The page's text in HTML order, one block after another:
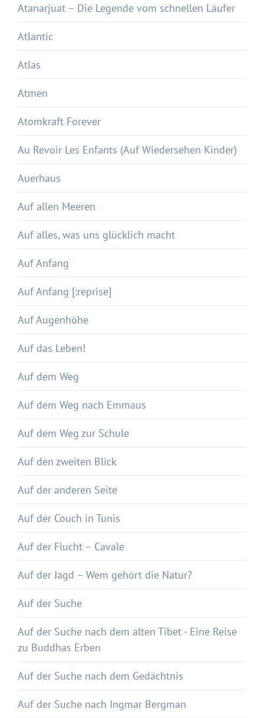
Atanarjuat – Die Legende vom schnellen Läufer
Atlantic
Atlas
Atmen
Atomkraft Forever
Au Revoir Les Enfants (Auf Wiedersehen Kinder)
Auerhaus
Auf allen Meeren
Auf alles, was uns glücklich macht
Auf Anfang
Auf Anfang [:reprise]
Auf Augenhöhe
Auf das Leben!
Auf dem Weg
Auf dem Weg nach Emmaus
Auf dem Weg zur Schule
Auf den zweiten Blick
Auf der anderen Seite
Auf der Couch in Tunis
Auf der Flucht – Cavale
Auf der Jagd – Wem gehört die Natur?
Auf der Suche
Auf der Suche nach dem alten Tibet - Eine Reise
zu Buddhas Erben
Auf der Suche nach dem Gedächtnis
Auf der Suche nach Ingmar Bergman